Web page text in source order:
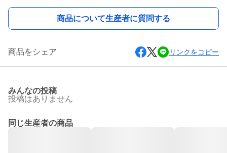
商品について生産者に質問する
商品をシェア リンクをコピー
みんなの投稿
投稿はありません
同じ生産者の商品